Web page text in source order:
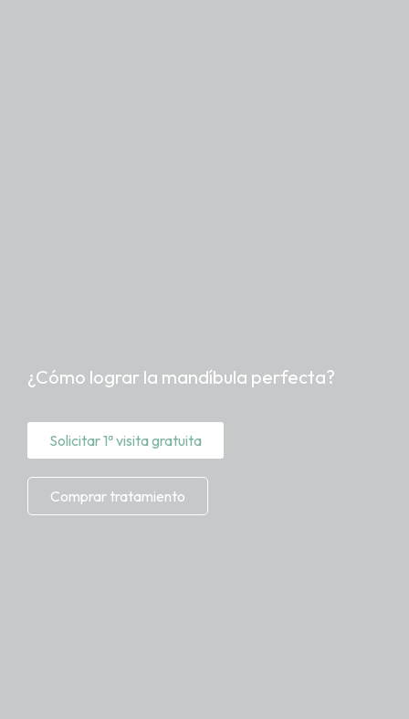
¿Cómo lograr la mandíbula perfecta?
Solicitar 1ª visita gratuita
Comprar tratamiento